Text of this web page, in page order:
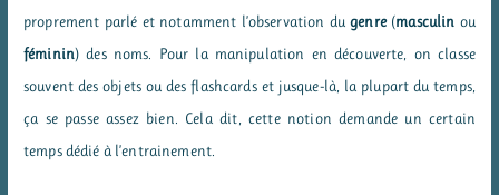
proprement parlé et notamment l’observation dugenre (masculin ou
féminin) des noms. Pour la manipulation en découverte, on classe
souvent des objets ou des flashcards et jusque-là, la plupart du temps,
ça se passe assez bien. Cela dit, cette notion demande un certain
temps dédié à l’entrainement.